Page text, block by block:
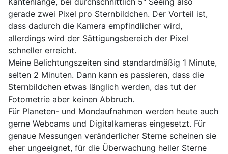
gerade zwei Pixel pro Sternbildchen. Der Vorteil ist,
dass dadurch die Kamera empfindlicher wird,
allerdings wird der Sättigungsbereich der Pixel
schneller erreicht.
Meine Belichtungszeiten sind standardmäßig 1 Minute,
selten 2 Minuten. Dann kann es passieren, dass die
Sternbildchen etwas länglich werden, das tut der
Fotometrie aber keinen Abbruch.
Für Planeten- und Mondaufnahmen werden heute auch
gerne Webcams und Digitalkameras eingesetzt. Für
genaue Messungen veränderlicher Sterne scheinen sie
eher ungeeignet, für die Überwachung heller Sterne